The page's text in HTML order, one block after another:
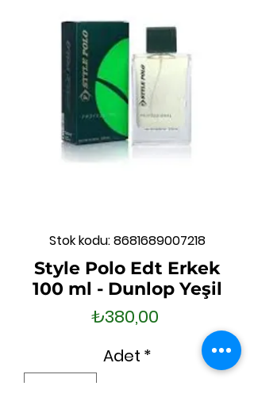
Stok kodu: 8681689007218
Style Polo Edt Erkek
100 ml - Dunlop Yeşil
₺380,00
Adet *